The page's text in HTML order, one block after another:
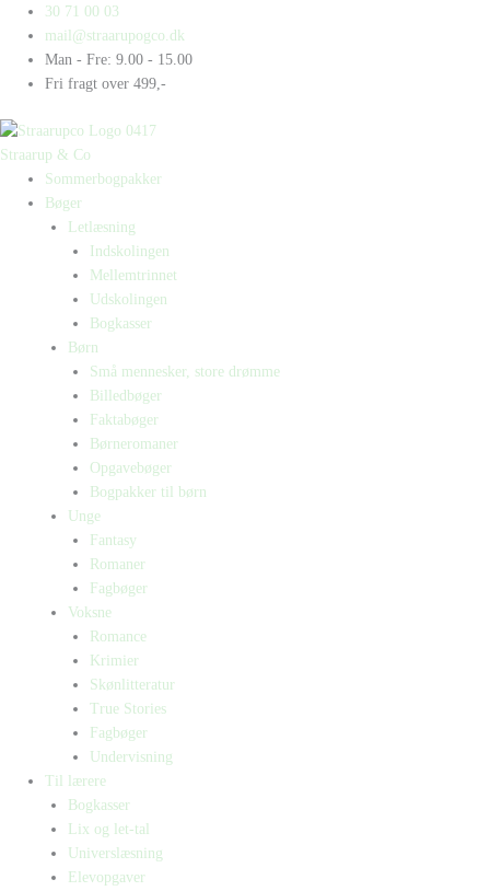
indholdet
30 71 00 03
mail@straarupogco.dk
Man - Fre: 9.00 - 15.00
Fri fragt over 499,-
Straarup & Co
Sommerbogpakker
Bøger
Letlæsning
Indskolingen
Mellemtrinnet
Udskolingen
Bogkasser
Børn
Små mennesker, store drømme
Billedbøger
Faktabøger
Børneromaner
Opgavebøger
Bogpakker til børn
Unge
Fantasy
Romaner
Fagbøger
Voksne
Romance
Krimier
Skønlitteratur
True Stories
Fagbøger
Undervisning
Til lærere
Bogkasser
Lix og let-tal
Universlæsning
Elevopgaver
Products
search
Products
search